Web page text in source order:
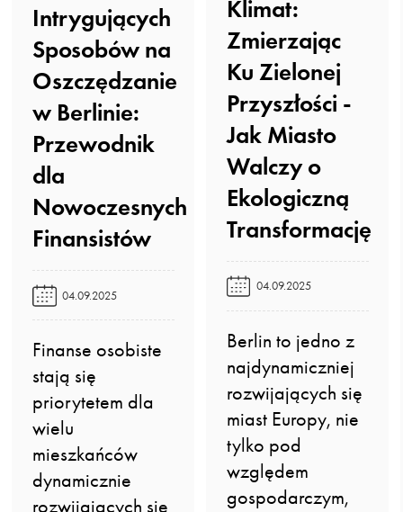
Intrygujących
Sposobów na
Oszczędzanie
w Berlinie:
Przewodnik
dla
Nowoczesnych
Finansistów️
04.09.2025
Finanse osobiste
stają się
priorytetem dla
wielu
mieszkańców
dynamicznie
rozwijających się
Klimat:
Zmierzając
Ku Zielonej
Przyszłości -
Jak Miasto
Walczy o
Ekologiczną
Transformację️
04.09.2025
Berlin to jedno z
najdynamiczniej
rozwijających się
miast Europy, nie
tylko pod
względem
gospodarczym,